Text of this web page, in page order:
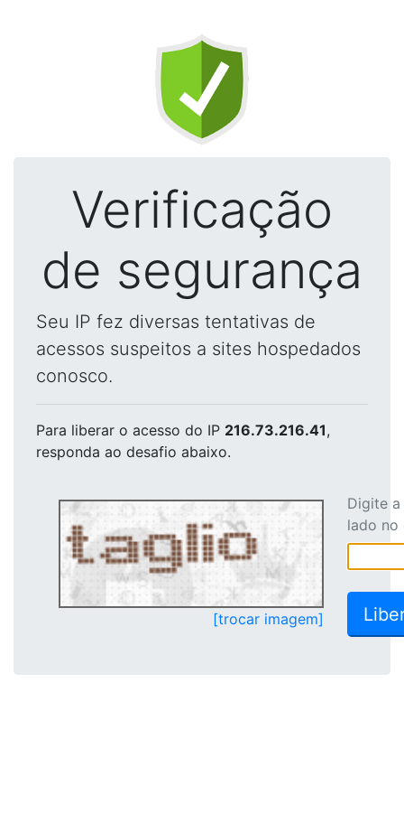
Verificação
de segurança
Seu IP fez diversas tentativas de
acessos suspeitos a sites hospedados
conosco.
Para liberar o acesso do IP 216.73.216.41,
responda ao desafio abaixo.
[trocar imagem]
Digite
lado no